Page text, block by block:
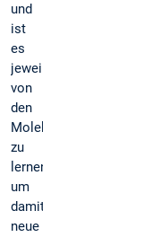
und
ist
es
jeweils
von
den
Molekülen
zu
lernen,
um
damit
neue